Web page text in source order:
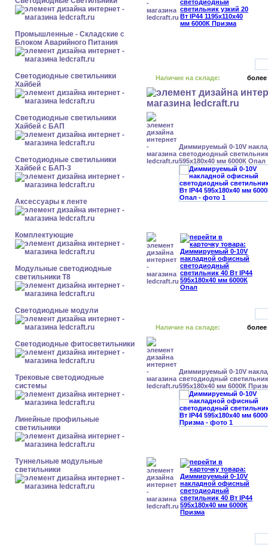
Промышленные - Складские с
Блоком Аварийного Питания
Светодиодные светильники
Хайбей
Светодиодные светильники
Хайбей с БАП
Светодиодные светильники
Хайбей с БАП-3
Аксессуары к ленте
Комплектующие
Модульные светодиодные
светильники Т8
Светодиодные модули
Светодиодные фитосветильники
Трековые светодиодные
системы
Линейные профильные
светильники
Туннельные модульные
светильники
Наличие на складе: более
Диммируемый 0-10V
светодиодный
595x180x40 мм 6000К Опал
Наличие на складе: более
Диммируемый 0-10V
светодиодный
595x180x40 мм 6000К